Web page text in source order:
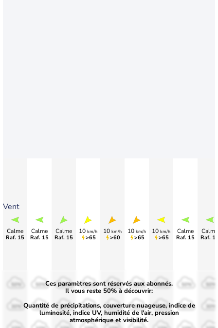
Vent
Calme
Raf. 15
Calme
Raf. 15
Calme
Raf. 15
10 km/h
>65
10 km/h
>60
10 km/h
>65
10 km/h
>65
Calme
Raf. 15
Calme
Raf.
50%
30%
50%
30%
50%
30%
50%
30%
50%
30%
50%
30%
50%
30%
Ces paramètres sont réservés aux abonnés.
Il vous reste 50% à découvrir:
Quantité de précipitations, couverture nuageuse, indice de
luminosité, indice UV, humidité de l'air, pression
atmosphérique et visibilité.